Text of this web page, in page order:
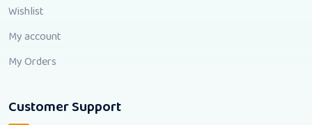
Wishlist
My account
My Orders
Customer Support